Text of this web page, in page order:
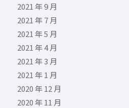
2021 年 9 月
2021 年 7 月
2021 年 5 月
2021 年 4 月
2021 年 3 月
2021 年 1 月
2020 年 12 月
2020 年 11 月